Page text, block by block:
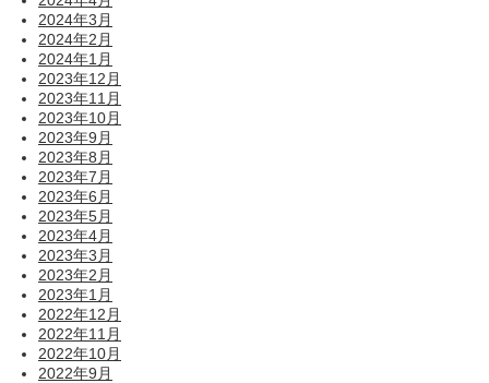
2024年3月
2024年2月
2024年1月
2023年12月
2023年11月
2023年10月
2023年9月
2023年8月
2023年7月
2023年6月
2023年5月
2023年4月
2023年3月
2023年2月
2023年1月
2022年12月
2022年11月
2022年10月
2022年9月